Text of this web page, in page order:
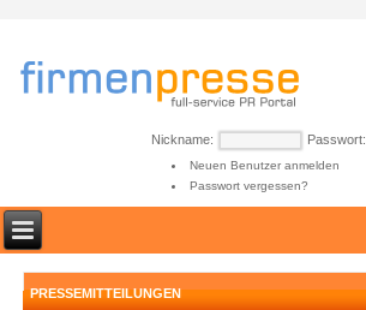
Nickname: Passwort:
Neuen Benutzer anmelden
Passwort vergessen?
PRESSEMITTEILUNGEN